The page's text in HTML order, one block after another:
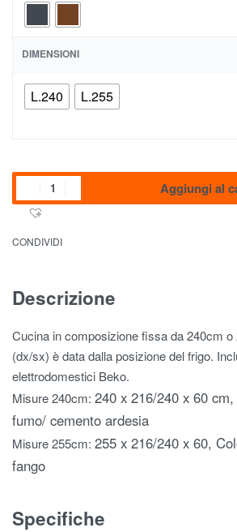
DIMENSIONI
L.240 L.255
Aggiungi al
CONDIVIDI
Descrizione
Cucina in composizione fissa da 240cm
(dx/sx) è data dalla posizione del frigo.
elettrodomestici Beko.
Misure 240cm: 240 x 216/240 x 60
fumo/ cemento ardesia
Misure 255cm: 255 x 216/240 x 60,
fango
Specifiche